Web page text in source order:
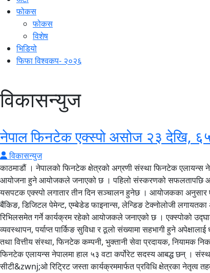
फोकस
फोकस
विशेष
भिडियो
फिफा विश्वकप- २०२६
विकासन्युज
नेपाल फिनटेक एक्स्पो असोज २३ देखि,
विकासन्युज
काठमाडौं । नेपालको फिनटेक क्षेत्रको अग्रणी संस्था फिनटेक एलायन्स
आयोजना हुने आयोजकले जनाएको छ । पहिलो संस्करणको सफलतापछि
यसपटक एक्स्पो लगातार तीन दिन सञ्चालन हुनेछ । आयोजकका अनुसार
बैंकिङ, डिजिटल पेमेन्ट, एम्बेडेड फाइनान्स, लेन्डिङ टेक्नोलोजी
रिभिलसमेत गर्ने कार्यक्रम रहेको आयोजकले जनाएको छ । एक्स्पोको
व्यवस्थापन, पर्याप्त पार्किङ सुविधा र ठूलो संख्यामा सहभागी हुने
तथा वित्तीय संस्था, फिनटेक कम्पनी, भुक्तानी सेवा प्रदायक, नियामक
फिनटेक एलायन्स नेपालमा हाल ५३ वटा कर्पोरेट सदस्य आबद्ध छन् ।
सीटी&zwnj;ओ रिट्रिट जस्ता कार्यक्रममार्फत प्रविधि क्षेत्रका नेतृत्व